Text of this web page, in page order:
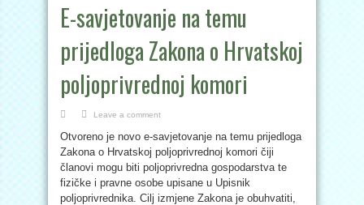
E-savjetovanje na temu
prijedloga Zakona o Hrvatskoj
poljoprivrednoj komori
Leave a comment
Otvoreno je novo e-savjetovanje na temu prijedloga
Zakona o Hrvatskoj poljoprivrednoj komori čiji
članovi mogu biti poljoprivredna gospodarstva te
fizičke i pravne osobe upisane u Upisnik
poljoprivrednika. Cilj izmjene Zakona je obuhvatiti,